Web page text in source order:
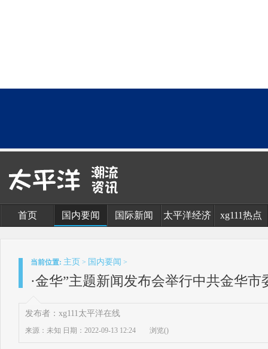
首页 国内要闻 国际新闻 太平洋经济 xg111热点
当前位置: 主页 > 国内要闻 >
·金华”主题新闻发布会举行中共金华市
发布者：xg111太平洋在线
来源：未知 日期：2022-09-13 12:24 浏览()